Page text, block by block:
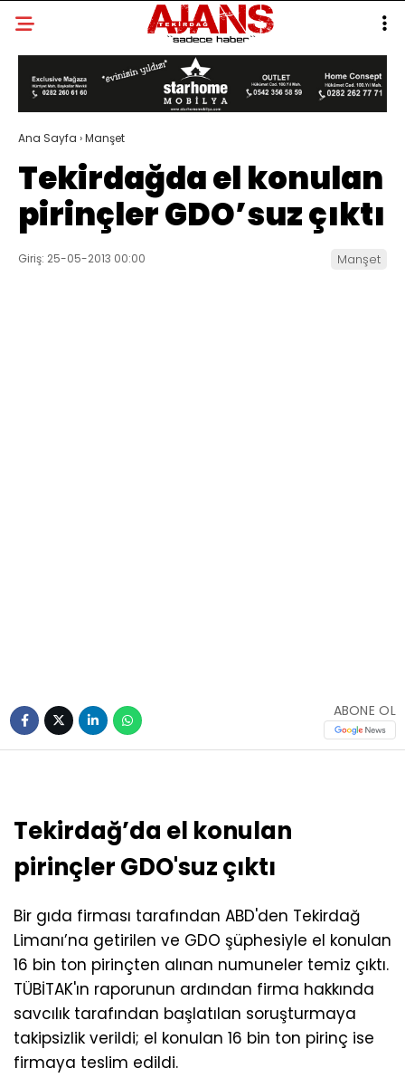
Ana Sayfa ›Manşet
Tekirdağda el konulan
pirinçler GDO’suz çıktı
Giriş: 25-05-2013 00:00 Manşet
ABONE OL
Tekirdağ’da el konulan
pirinçler GDO'suz çıktı
Bir gıda firması tarafından ABD'den Tekirdağ
Limanı’na getirilen ve GDO şüphesiyle el konulan
16 bin ton pirinçten alınan numuneler temiz çıktı.
TÜBİTAK'ın raporunun ardından firma hakkında
savcılık tarafından başlatılan soruşturmaya
takipsizlik verildi; el konulan 16 bin ton pirinç ise
firmaya teslim edildi.